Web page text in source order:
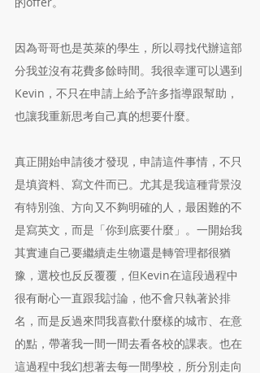
因為哥哥也是英萊的學生，所以尋找代辦這部
分我並沒有花費多餘時間。我很幸運可以遇到
Kevin，不只在申請上給予許多指導跟幫助，
也讓我重新思考自己真的想要什麼。
真正開始申請後才發現，申請這件事情，不只
是填資料、寫文件而已。尤其是我這種背景沒
有特別強、方向又不夠明確的人，最困難的不
是寫英文，而是「你到底要什麼」。一開始我
其實連自己要繼續走生物還是轉管理都很猶
豫，選校也反反覆覆，但Kevin在這段過程中
很有耐心一直跟我討論，他不會只執著於排
名，而是反過來問我喜歡什麼樣的城市、在意
的點，帶著我一間一間去看各校的課表。也在
這過程中我幻想著去每一間學校，所分別走向